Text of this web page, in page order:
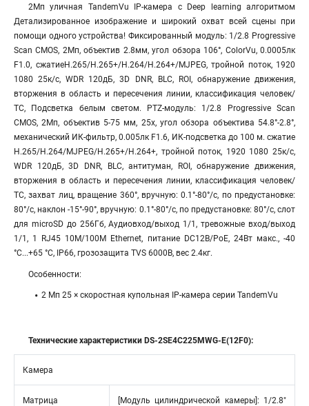
2Мп уличная TandemVu IP-камера с Deep learning алгоритмом
Детализированное изображение и широкий охват всей сцены при
помощи одного устройства! Фиксированный модуль: 1/2.8 Progressive
Scan CMOS, 2Мп, объектив 2.8мм, угол обзора 106°, ColorVu, 0.0005лк
F1.0, сжатиеH.265/H.265+/H.264/H.264+/MJPEG, тройной поток, 1920
1080 25к/с, WDR 120дБ, 3D DNR, BLC, ROI, обнаружение движения,
вторжения в область и пересечения линии, классификация человек/
ТС, Подсветка белым светом. PTZ-модуль: 1/2.8 Progressive Scan
CMOS, 2Мп, объектив 5-75 мм, 25x, угол обзора объектива 54.8°-2.8°,
механический ИК-фильтр, 0.005лк F1.6, ИК-подсветка до 100 м. сжатие
H.265/H.264/MJPEG/H.265+/H.264+, тройной поток, 1920 1080 25к/с,
WDR 120дБ, 3D DNR, BLC, антитуман, ROI, обнаружение движения,
вторжения в область и пересечения линии, классификация человек/
ТС, захват лиц, вращение 360°, вручную: 0.1°-80°/с, по предустановке:
80°/с, наклон -15°-90°, вручную: 0.1°-80°/с, по предустановке: 80°/с, слот
для microSD до 256Гб, Аудиовход/выход 1/1, тревожные вход/выход
1/1, 1 RJ45 10M/100M Ethernet, питание DC12В/PoE, 24Вт макс., -40
°C...+65 °C, IP66, грозозащита TVS 6000B, вес 2.4кг.
Особенности:
2 Мп 25 × скоростная купольная IP-камера серии TandemVu
Технические характеристики DS-2SE4C225MWG-E(12F0):
Камера
Матрица
[Модуль цилиндрической камеры]: 1/2.8″